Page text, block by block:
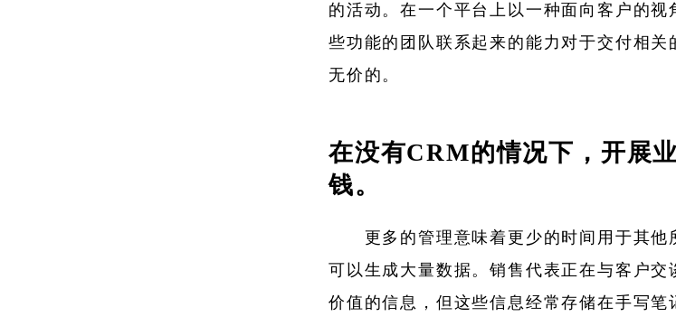
的活动。在一个平台上以一种面向客户的
些功能的团队联系起来的能力对于交付相关
无价的。
在没有CRM的情况下，开展
钱。
更多的管理意味着更少的时间用于其他
可以生成大量数据。销售代表正在与客户
价值的信息，但这些信息经常存储在手写笔